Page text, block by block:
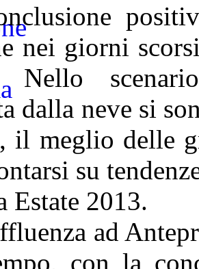
nei giorni
Nello
dalla neve si
il meglio delle
su
Estate 2013.
ad
con la